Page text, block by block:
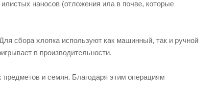
наносов (отложения ила в почве, которые
сбора хлопка используют как машинный, так и ручной
в производительности.
и семян. Благодаря этим операциям